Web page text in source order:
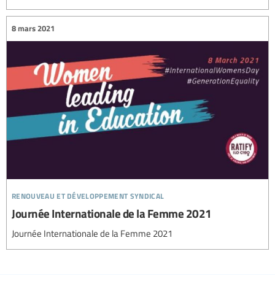
renouveau et développement syndical
8 mars 2021
Journée Internationale de la Femme 2021
Journée Internationale de la Femme 2021